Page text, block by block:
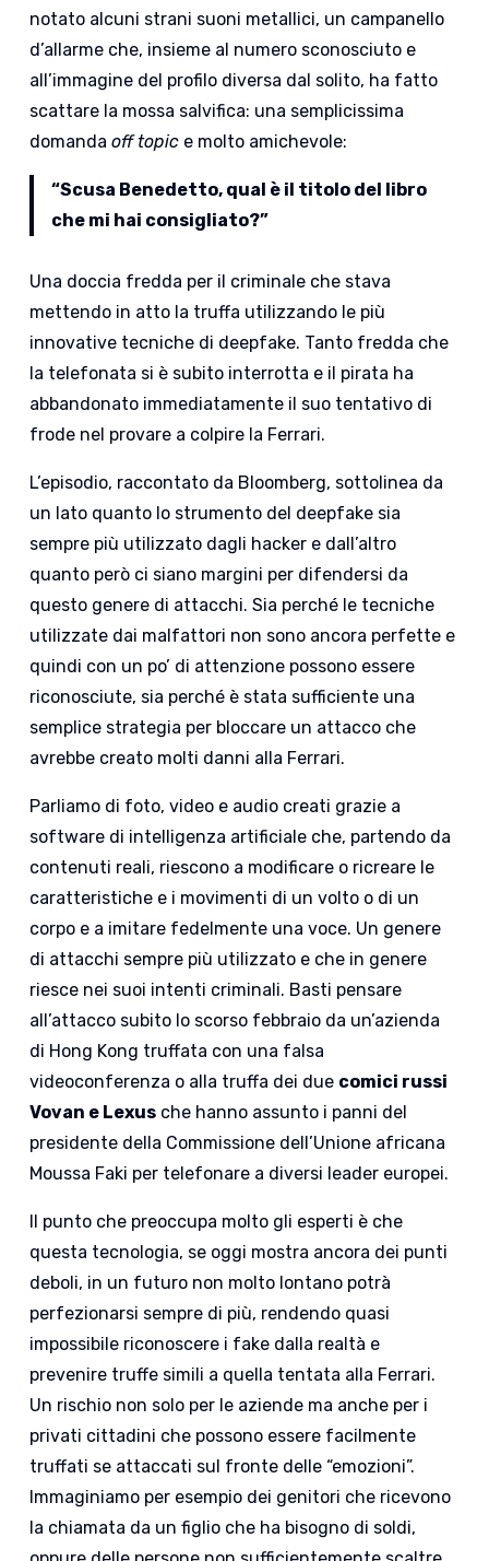
notato alcuni strani suoni metallici, un campanello
d’allarme che, insieme al numero sconosciuto e
all’immagine del profilo diversa dal solito, ha fatto
scattare la mossa salvifica: una semplicissima
domandaoff topic e molto amichevole:
“Scusa Benedetto, qual è il titolo del libro
che mi hai consigliato?”
Una doccia fredda per il criminale che stava
mettendo in atto la truffa utilizzando le più
innovative tecniche di deepfake. Tanto fredda che
la telefonata si è subito interrotta e il pirata ha
abbandonato immediatamente il suo tentativo di
frode nel provare a colpire la Ferrari.
L’episodio, raccontato da Bloomberg, sottolinea da
un lato quanto lo strumento del deepfake sia
sempre più utilizzato dagli hacker e dall’altro
quanto però ci siano margini per difendersi da
questo genere di attacchi. Sia perché le tecniche
utilizzate dai malfattori non sono ancora perfette e
quindi con un po’ di attenzione possono essere
riconosciute, sia perché è stata sufficiente una
semplice strategia per bloccare un attacco che
avrebbe creato molti danni alla Ferrari.
Parliamo di foto, video e audio creati grazie a
software di intelligenza artificiale che, partendo da
contenuti reali, riescono a modificare o ricreare le
caratteristiche e i movimenti di un volto o di un
corpo e a imitare fedelmente una voce. Un genere
di attacchi sempre più utilizzato e che in genere
riesce nei suoi intenti criminali. Basti pensare
all’attacco subito lo scorso febbraio da un’azienda
di Hong Kong truffata con una falsa
videoconferenza o alla truffa dei due comici russi
Vovan e Lexus che hanno assunto i panni del
presidente della Commissione dell’Unione africana
Moussa Faki per telefonare a diversi leader europei.
Il punto che preoccupa molto gli esperti è che
questa tecnologia, se oggi mostra ancora dei punti
deboli, in un futuro non molto lontano potrà
perfezionarsi sempre di più, rendendo quasi
impossibile riconoscere i fake dalla realtà e
prevenire truffe simili a quella tentata alla Ferrari.
Un rischio non solo per le aziende ma anche per i
privati cittadini che possono essere facilmente
truffati se attaccati sul fronte delle “emozioni”.
Immaginiamo per esempio dei genitori che ricevono
la chiamata da un figlio che ha bisogno di soldi,